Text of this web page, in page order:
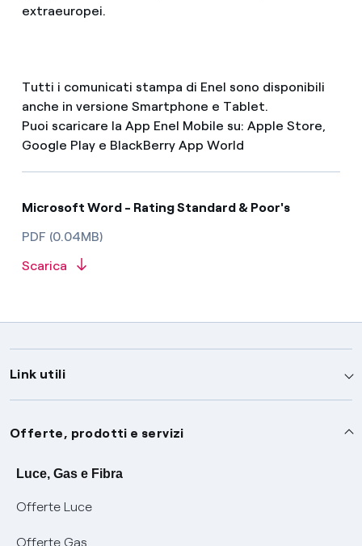
extraeuropei.
Tutti i comunicati stampa di Enel sono disponibili
anche in versione Smartphone e Tablet.
Puoi scaricare la App Enel Mobile su: Apple Store,
Google Play e BlackBerry App World
Microsoft Word - Rating Standard & Poor's
PDF (0.04MB)
Scarica
Link utili
Assistenza
Avvisi
SOS luce e gas
Servizi
Offerte, prodotti e servizi
Luce, Gas e Fibra
Offerte Luce
Offerte Gas